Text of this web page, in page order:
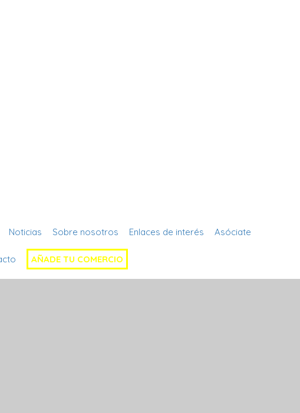
Noticias Sobre nosotros Enlaces de interés Asóciate
AÑADE TU COMERCIO